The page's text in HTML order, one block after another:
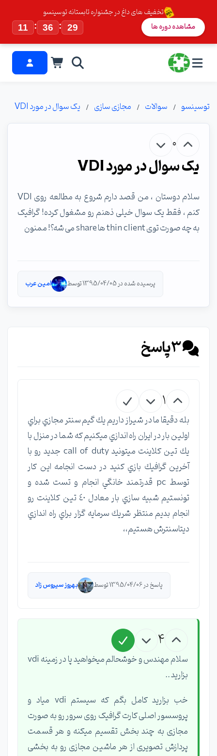
تخفیف های داغ در جشنواره تابستانه توسینسو
11
: 36 : 28 مشاهده دوره ها
توسینسو سوالات مجازی سازی یک سوال در مورد VDI
0
یک سوال در مورد VDI
سلام دوستان ، من قصد دارم شروع به مطالعه روی VDI
کنم ، فقط یک سوال خیلی ذهنم رو مشغول کرده! گرافیک
به چه صورت توی thin client ها share می شه؟! ممنون
پرسیده شده در 1395/04/05 توسط امین عرب
3پاسخ
1
بله دقيقا ما در شيراز داريم يك گيم سنتر مجازي براي
اولين بار در ايران راه اندازي ميكنيم كه شما در منزل با
يك تين كلاينت ميتونيد call of duty جديد رو با
آخرين گرافيك بازي كنيد در دست انجامه اين كار
توسط pc قدرتمند خانگي انجام و تست شده و
تونستيم شبيه سازي بار معادل ٤٠ تين كلاينت رو
انجام بديم منتظر شريك سرمايه گزار براي راه اندازي
ديتاسنترش هستيم،،
پاسخ در 1395/04/06 توسط بهروز سیروس زاد
4
سلام مهندس و خوشحالم میخواهید پا در زمینه vdi
بزارید ..
خب بزارید کامل بگم که سیستم vdi میاد و
پروسسور اصلی کارت گرافیک روی سرور رو به صورت
مجازی به چند بخش تقسیم میکنه و هر قسمت
پردازش تصویری از هر ماشین مجازی رو به بخشی